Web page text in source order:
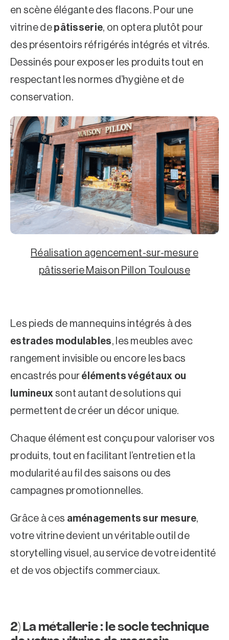
en scène élégante des flacons. Pour une
vitrine de pâtisserie, on optera plutôt pour
des présentoirs réfrigérés intégrés et vitrés.
Dessinés pour exposer les produits tout en
respectant les normes d’hygiène et de
conservation.
Réalisation agencement-sur-mesure
pâtisserie Maison Pillon Toulouse
Les pieds de mannequins intégrés à des
estrades modulables, les meubles avec
rangement invisible ou encore les bacs
encastrés pour éléments végétaux ou
lumineux sont autant de solutions qui
permettent de créer un décor unique.
Chaque élément est conçu pour valoriser vos
produits, tout en facilitant l’entretien et la
modularité au fil des saisons ou des
campagnes promotionnelles.
Grâce à ces aménagements sur mesure,
votre vitrine devient un véritable outil de
storytelling visuel, au service de votre identité
et de vos objectifs commerciaux.
2) La métallerie : le socle technique